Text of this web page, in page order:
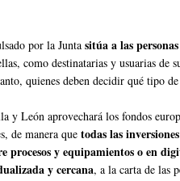
por la Junta sitúa a las
como destinatarias y usuarias de
quienes deben decidir qué tipo
y León aprovechará los fondos
de manera que todas las
procesos y equipamientos o en
y cercana, a la carta de las